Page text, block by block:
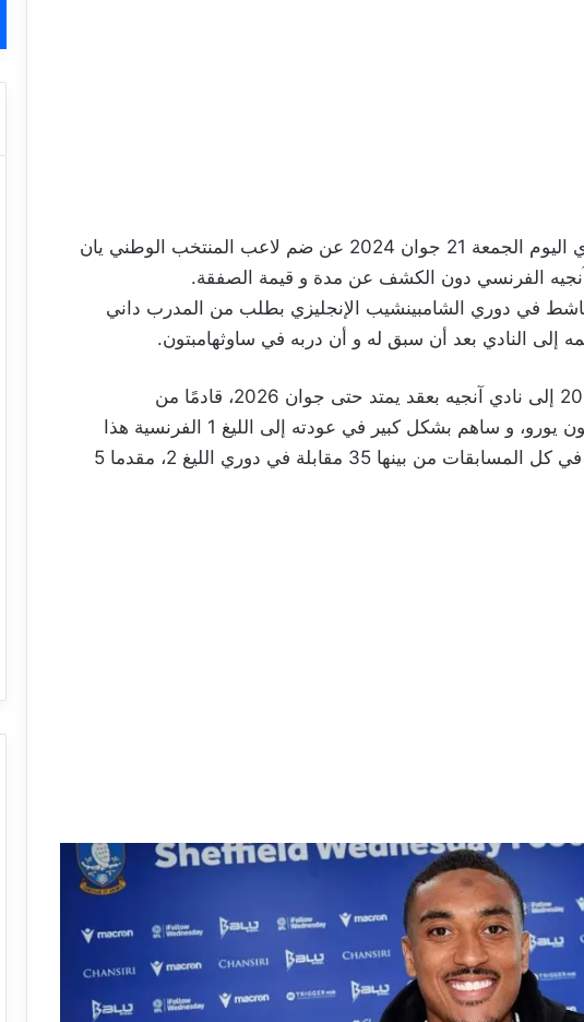
أعلن نادي شيفيلد وينزداي الإنجليزي اليوم الجمعة 21 جوان 2024 عن ضم لاعب المنتخب الوطني يان
الفرنسي دون الكشف عن مدة و قيمة الصفقة.
في دوري الشامبينشيب الإنجليزي بطلب من المدرب داني
إلى النادي بعد أن سبق له و أن دربه في ساوثهامبتون.
وكان يان فاليري قد انتقل صيف 2022 إلى نادي آنجيه بعقد يمتد حتى جوان 2026، قادمًا من
ساوثهامبتون، بصفقة بلغت 2.5 مليون يورو، و ساهم بشكل كبير في عودته إلى الليغ 1 الفرنسية هذا
الموسم حيث خاض معه 37 مباراة في كل المسابقات من بينها 35 مقابلة في دوري الليغ 2، مقدما 5